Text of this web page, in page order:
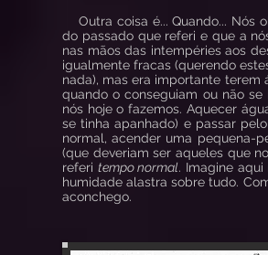
Outra coisa é... Quando... Nós
do passado que referi e que a
nas mãos das intempéries aos
igualmente fracas (querendo
nada), mas era importante terem
quando o conseguiam ou não
nós hoje o fazemos. Aquecer
se tinha apanhado) e passar
normal, acender uma pequena-
(que deveriam ser aqueles que
referi tempo normal. Imagine
humidade alastra sobre tudo.
aconchego.